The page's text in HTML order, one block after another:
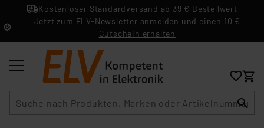
Kostenloser Standardversand ab 39 € Bestellwert
Jetzt zum ELV-Newsletter anmelden und einen 10 €
Gutschein erhalten